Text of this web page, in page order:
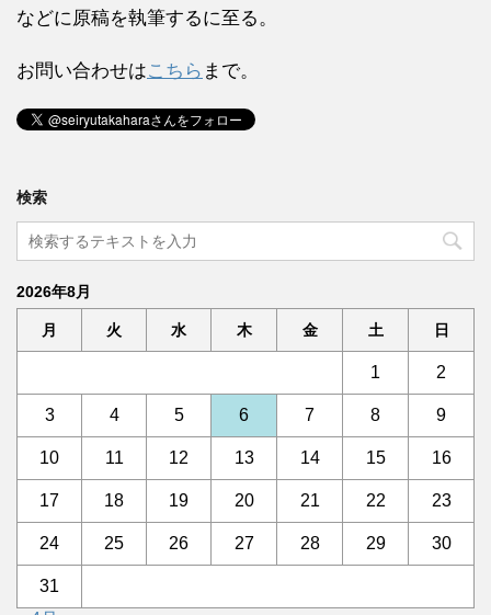
などに原稿を執筆するに至る。
お問い合わせはこちら まで。
検索
2026年8月
月 火 水 木 金 土 日
1 2
3 4 5 6 7 8 9
10 11 12 13 14 15 16
17 18 19 20 21 22 23
24 25 26 27 28 29 30
31